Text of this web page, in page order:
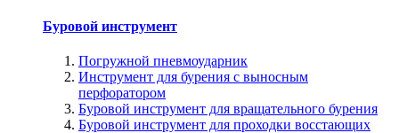
Буровой инструмент
Погружной пневмоударник
Инструмент для бурения с выносным
перфоратором
Буровой инструмент для вращательного бурения
Буровой инструмент для проходки восстающих